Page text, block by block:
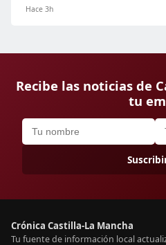
Hace 3h
Recibe las noticias de
tu
Crónica Castilla-La Mancha
Tu fuente de información local